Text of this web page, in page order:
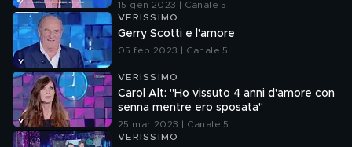
15 gen 2023 | Canale 5
VERISSIMO
Gerry Scotti e l'amore
05 feb 2023 | Canale 5
VERISSIMO
Carol Alt: "Ho vissuto 4 anni d'amore con
senna mentre ero sposata"
25 mar 2023 | Canale 5
VERISSIMO